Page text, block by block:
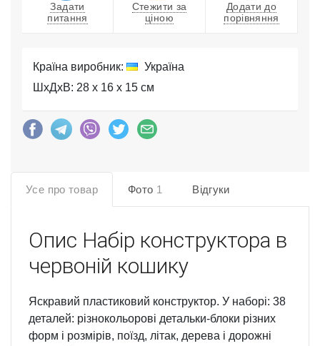
Задати
питання
Стежити за
ціною
Додати до
порівняння
Країна виробник:
Україна
ШхДхВ: 28 x 16 x 15 см
Усе про товар Фото 1 Відгуки
Опис Набір конструктора в
червоній кошику
Яскравий пластиковий конструктор. У наборі: 38
деталей: різнокольорові детальки-блоки різних
форм і розмірів, поїзд, літак, дерева і дорожні